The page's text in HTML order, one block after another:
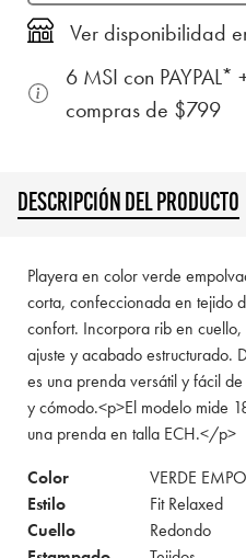
Ver disponibilidad
6 MSI con PAYPAL*
compras de $799
DESCRIPCIÓN DEL PRODUCTO
Playera en color verde
corta, confeccionada en tejido
confort. Incorpora rib en
ajuste y acabado estructurado.
es una prenda versátil y fácil
y cómodo.<p>El modelo mide
una prenda en talla ECH.</p>
Color
VERDE
Estilo
Fit Relaxed
Cuello
Redondo